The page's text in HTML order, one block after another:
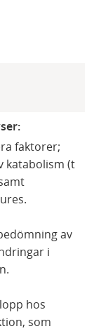
faktorer;
katabolism (t
av
i
hos
som